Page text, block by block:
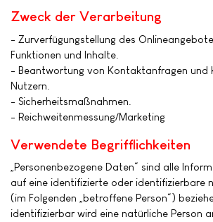
Zweck der Verarbeitung
- Zurverfügungstellung des
Funktionen und Inhalte.
- Beantwortung von Kontaktanfragen und
Nutzern.
- Sicherheitsmaßnahmen.
- Reichweitenmessung/Marketing
Verwendete Begrifflichkeiten
„Personenbezogene Daten“ sind alle
auf eine identifizierte oder identifizierbare
(im Folgenden „betroffene Person“)
identifizierbar wird eine natürliche Person